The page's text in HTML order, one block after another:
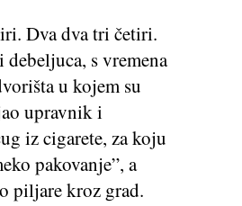
Dva dva tri četiri.
s vremena
u kojem su
upravnik i
iz cigarete, za koju
pakovanje”, a
piljare kroz grad.